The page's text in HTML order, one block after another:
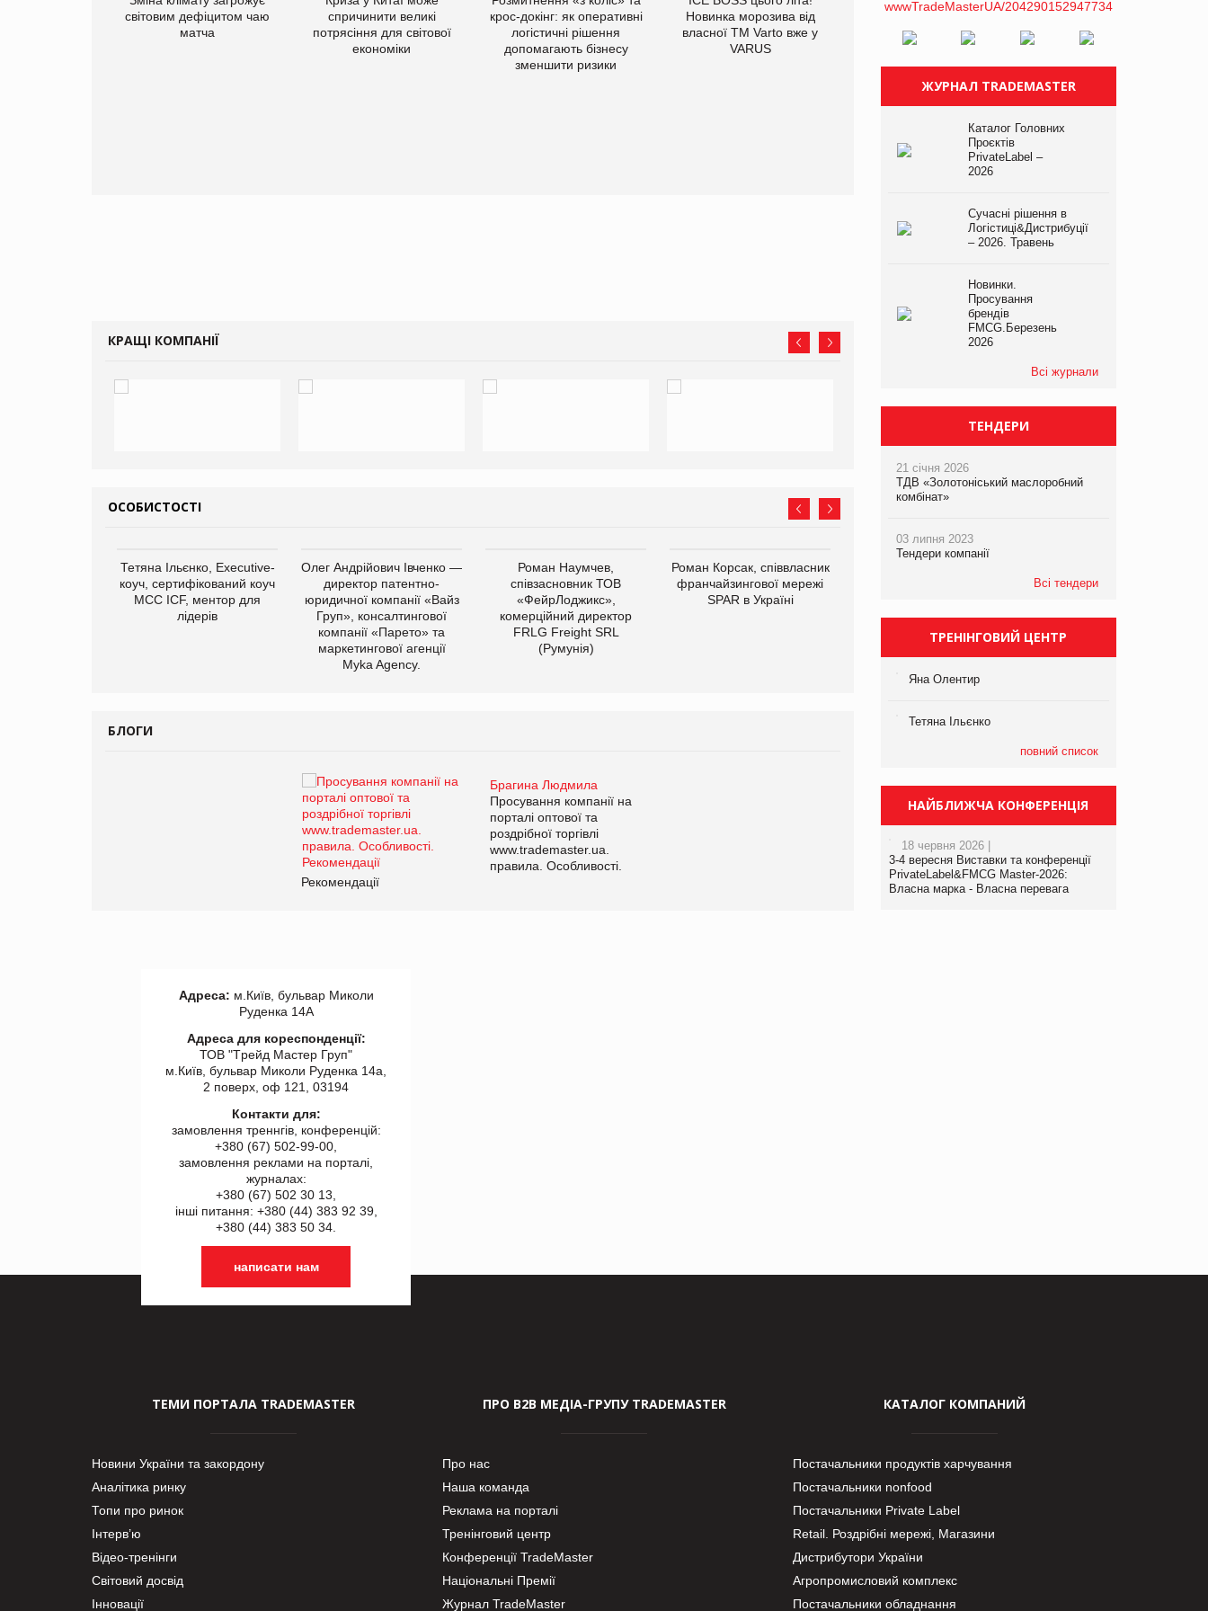
світовим дефіцитом чаю
матча
спричинити великі
потрясіння для світової
економіки
крос-докінг: як оперативні
логістичні рішення
допомагають бізнесу
зменшити ризики
Новинка морозива від
власної ТМ Varto вже у
VARUS
асортимент, якого покупці
не очікують побачити на
КРАЩІ КОМПАНІЇ
ОСОБИСТОСТІ
Тетяна Ільєнко, Executive-
коуч, сертифікований коуч
МСС ICF, ментор для
лідерів
Олег Андрійович Івченко —
директор патентно-
юридичної компанії «Вайз
Груп», консалтингової
компанії «Парето» та
маркетингової агенції
Myka Agency.
Роман Наумчев,
співзасновник ТОВ
«ФейрЛоджикс»,
комерційний директор
FRLG Freight SRL
(Румунія)
Роман Корсак, співвласник
франчайзингової мережі
SPAR в Україні
виробництва
компанії «УкраМарин»
БЛОГИ
Брагина Людмила
Просування компанії на
порталі оптової та
роздрібної торгівлі
www.trademaster.ua.
правила. Особливості.
Рекомендації
Брагина Людмила
Просування компанії на
www.trademaster.ua.
правила. Особливості.
ЖУРНАЛ TRADEMASTER
Каталог Головних
Проєктів
PrivateLabel –
2026
Сучасні рішення в
Логістиці&Дистрибуції
– 2026. Травень
Новинки.
Просування
брендів
FMCG.Березень
2026
Всі журнали
ТЕНДЕРИ
21 січня 2026
ТДВ «Золотоніський маслоробний
комбінат»
03 липня 2023
Тендери компанії
Всі тендери
ТРЕНІНГОВИЙ ЦЕНТР
Яна Олентир
Тетяна Ільєнко
повний список
НАЙБЛИЖЧА КОНФЕРЕНЦІЯ
18 червня 2026 |
3-4 вересня Виставки та конференції
PrivateLabel&FMCG Master-2026:
Власна марка - Власна перевага
Адреса: м.Київ, бульвар Миколи
Руденка 14А
Адреса для кореспонденції:
ТОВ "Tрейд Мастер Груп"
м.Київ, бульвар Миколи Руденка 14а,
2 поверх, оф 121, 03194
Контакти для:
замовлення треннгів, конференцій:
+380 (67) 502-99-00,
замовлення реклами на порталі,
журналах:
+380 (67) 502 30 13,
інші питання: +380 (44) 383 92 39,
+380 (44) 383 50 34.
написати нам
ТЕМИ ПОРТАЛА TRADEMASTER
Новини України та закордону
Аналітика ринку
Топи про ринок
Інтерв’ю
Відео-тренінги
Світовий досвід
Інновації
ПРО В2В МЕДІА-ГРУПУ TRADEMASTER
Про нас
Наша команда
Реклама на порталі
Тренінговий центр
Конференції TradeMaster
Національні Премії
Журнал TradeMaster
КАТАЛОГ КОМПАНИЙ
Постачальники продуктів харчування
Постачальники nonfood
Постачальники Private Label
Retail. Роздрібні мережі, Магазини
Дистрибутори України
Агропромисловий комплекс
Постачальники обладнання